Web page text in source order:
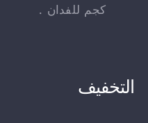
كجم للفدان .
التخفيف